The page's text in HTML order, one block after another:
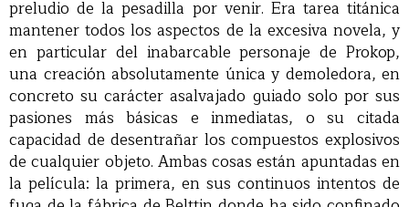
preludio de la pesadilla por venir. Era tarea titánica
mantener todos los aspectos de la excesiva novela, y
en particular del inabarcable personaje de Prokop,
una creación absolutamente única y demoledora, en
concreto su carácter asalvajado guiado solo por sus
pasiones más básicas e inmediatas, o su citada
capacidad de desentrañar los compuestos explosivos
de cualquier objeto. Ambas cosas están apuntadas en
la película: la primera, en sus continuos intentos de